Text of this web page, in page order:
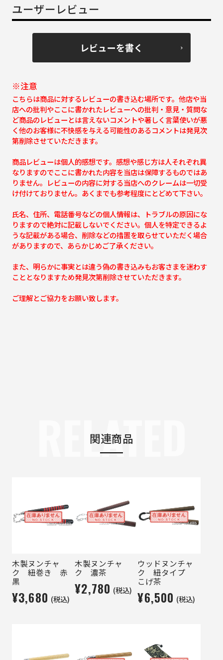
ユーザーレビュー
レビューを書く
※注意
こちらは商品に対するレビューの書き込む場所です。他店や当
店への批判やここに書かれたレビューへの批判・意見・質問な
ど商品のレビューとは言えないコメントや著しく言葉使いが悪
く他のお客様に不快感を与える可能性のあるコメントは発見次
第削除させていただきます。
商品レビューは個人的感想です。感想や感じ方は人それぞれ異
なりますのでここに書かれた内容を当店は保障するものではあ
りません。レビューの内容に対する当店へのクレームは一切受
け付けておりません。あくまでも参考程度にとどめて下さい。
氏名、住所、電話番号などの個人情報は、トラブルの原因にな
りますので絶対に記載しないでください。個人を特定できるよ
うな記載がある場合、削除などの措置を取らせていただく場合
がありますので、あらかじめご了承ください。
また、明らかに事実とは違う偽の書き込みもお客さまを迷わす
こととなりますため発見次第削除させていただきます。
ご理解とご協力をお願い致します。
関連商品
RELATED
木製ヌンチャ
ク 紐巻き 赤
黒
¥3,680 (税込)
木製ヌンチャ
ク 濃茶
¥2,780 (税込)
ウッドヌンチャ
ク 紐タイプ
こげ茶
¥6,500 (税込)